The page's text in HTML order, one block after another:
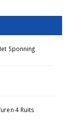
Sponning
4 Ruits